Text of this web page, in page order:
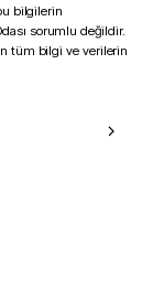
bilgilerin
sorumlu değildir.
tüm bilgi ve verilerin